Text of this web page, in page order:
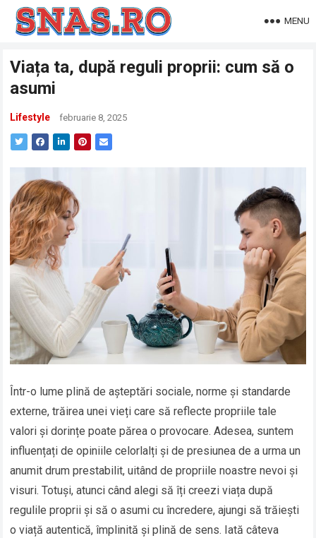
MENU
Viața ta, după reguli proprii: cum să o
asumi
Lifestyle februarie 8, 2025
Într-o lume plină de așteptări sociale, norme și standarde
externe, trăirea unei vieți care să reflecte propriile tale
valori și dorințe poate părea o provocare. Adesea, suntem
influențați de opiniile celorlalți și de presiunea de a urma un
anumit drum prestabilit, uitând de propriile noastre nevoi și
visuri. Totuși, atunci când alegi să îți creezi viața după
regulile proprii și să o asumi cu încredere, ajungi să trăiești
o viață autentică, împlinită și plină de sens. Iată câteva